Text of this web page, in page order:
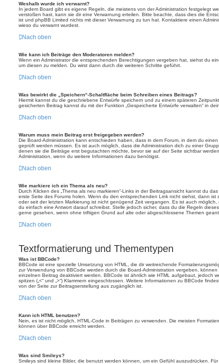
Weshalb wurde ich verwarnt?
In jedem Board gibt es eigene Regeln, die meistens von der Administration festgelegt
verstoßen hast, kann sie dir eine Verwarnung erteilen. Bitte beachte, dass dies die
ist und phpBB Limited nichts mit dieser Verwarnung zu tun hat. Kontaktiere einen
wieso du verwarnt wurdest.
Nach oben
Wie kann ich Beiträge den Moderatoren melden?
Wenn ein Administrator die entsprechenden Berechtigungen vergeben hat, siehst du
um diesen zu melden. Du wirst dann durch die weiteren Schritte geführt.
Nach oben
Was bewirkt die „Speichern“-Schaltfläche beim Schreiben eines Beitrags?
Hiermit kannst du die geschriebene Entwürfe speichern und zu einem späteren
gesicherten Beitrag kannst du mit der Funktion „Gespeicherte Entwürfe verwalten“ in
Nach oben
Warum muss mein Beitrag erst freigegeben werden?
Die Board-Administration kann entschieden haben, dass in dem Forum, in dem du
geprüft werden müssen. Es ist auch möglich, dass die Administration dich zu einer
denen sie die Beiträge erst begutachten möchte, bevor sie auf der Seite sichtbar
Administration, wenn du weitere Informationen dazu benötigst.
Nach oben
Wie markiere ich ein Thema als neu?
Durch Klicken des „Thema als neu markieren“-Links in der Beitragsansicht kannst du
erste Seite des Forums holen. Wenn du den entsprechenden Link nicht siehst, dann ist
oder seit der letzten Markierung ist nicht genügend Zeit vergangen. Es ist auch
du einfach eine Antwort darauf schreibst. Stelle jedoch sicher, dass du die Regeln
gerne gesehen, wenn ohne triftigen Grund auf alte oder abgeschlossene Themen
Nach oben
Textformatierung und Thementypen
Was ist BBCode?
BBCode ist eine spezielle Umsetzung von HTML, die dir weitreichende
zur Verwendung von BBCode werden durch die Board-Administration vergeben,
einzelnen Beitrag deaktiviert werden. BBCode ist ähnlich wie HTML aufgebaut, jedoch
spitzen („<“ und „>“) Klammern eingeschlossen. Weitere Informationen zu BBCode
von der Seite zur Beitragserstellung aus zugänglich ist.
Nach oben
Kann ich HTML benutzen?
Nein, es ist nicht möglich, HTML-Code in Beiträgen zu verwenden. Die meisten
können über BBCode erreicht werden.
Nach oben
Was sind Smileys?
Smileys sind kleine Bilder, die benutzt werden können, um ein Gefühl auszudrücken.